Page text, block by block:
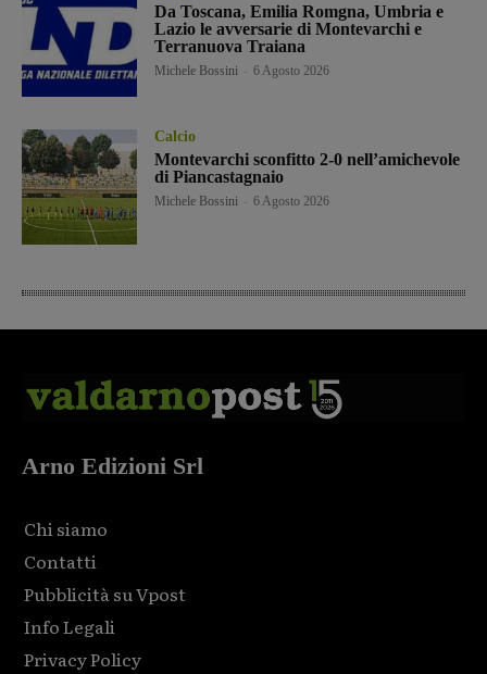
Da Toscana, Emilia Romgna, Umbria e
Lazio le avversarie di Montevarchi e
Terranuova Traiana
Michele Bossini 6 Agosto 2026
Calcio
Montevarchi sconfitto 2-0 nell’amichevole
di Piancastagnaio
Michele Bossini 6 Agosto 2026
Arno Edizioni Srl
Chi siamo
Contatti
Pubblicità su Vpost
Info Legali
Privacy Policy